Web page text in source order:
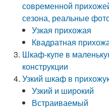
современной
сезона, реальные
Узкая прихожая
Квадратная
Шкаф-купе в
конструкции
Узкий шкаф в
Узкий и широкий
Встраиваемый